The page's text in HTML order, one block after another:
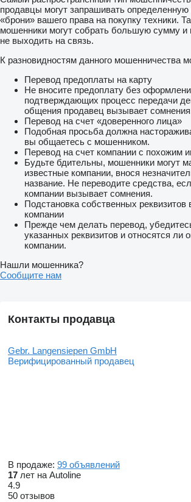
продавцы могут запрашивать
«брони» вашего права на покупку техники.
мошенники могут собрать большую сумму и
не выходить на связь.
К разновидностям данного мошенничества
Перевод предоплаты на карту
Не вносите предоплату без
подтверждающих процесс передачи
общения продавец вызывает
Перевод на счет «доверенного лица»
Подобная просьба должна
вы общаетесь с мошенником.
Перевод на счет компании с похожим
Будьте бдительны, мошенники могут
известные компании, внося
название. Не переводите средства,
компании вызывает сомнения.
Подстановка собственных реквизитов
компании
Прежде чем делать перевод,
указанных реквизитов и относятся ли
компании.
Нашли мошенника?
Сообщите нам
Контакты продавца
Gebr. Langensiepen GmbH
Верифицированный продавец
В продаже: 99 объявлений
17 лет на Autoline
4.9
50 отзывов